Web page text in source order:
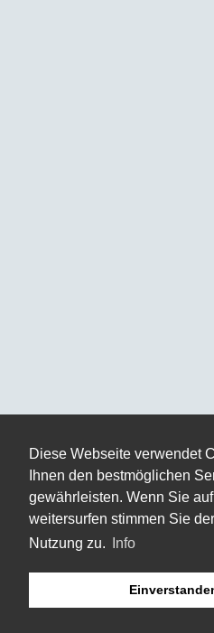
Diese Webseite verwendet
Ihnen den bestmöglichen
gewährleisten. Wenn Sie
weitersurfen stimmen Sie
Nutzung zu.
Info